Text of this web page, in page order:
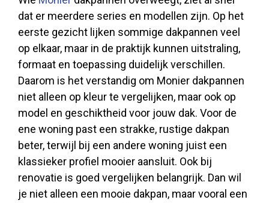
dat er meerdere series en modellen zijn. Op het
eerste gezicht lijken sommige dakpannen veel
op elkaar, maar in de praktijk kunnen uitstraling,
formaat en toepassing duidelijk verschillen.
Daarom is het verstandig om Monier dakpannen
niet alleen op kleur te vergelijken, maar ook op
model en geschiktheid voor jouw dak. Voor de
ene woning past een strakke, rustige dakpan
beter, terwijl bij een andere woning juist een
klassieker profiel mooier aansluit. Ook bij
renovatie is goed vergelijken belangrijk. Dan wil
je niet alleen een mooie dakpan, maar vooral een